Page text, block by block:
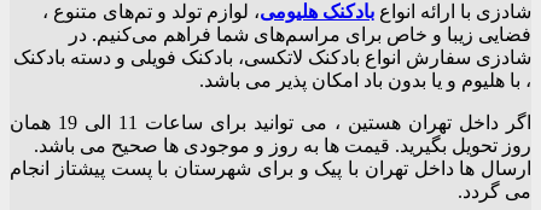
دارای
انواع
مختلفی
می
گزینه
ها
ممکن
است
شادزی با ارائه انواع بادکنک‌ هلیومی، لوازم تولد و تم‌های متنوع ،
فضایی زیبا و خاص برای مراسم‌های شما فراهم می‌کنیم. در
شادزی سفارش انواع بادکنک لاتکسی، بادکنک فویلی و دسته بادکنک
، با هلیوم و یا بدون باد امکان پذیر می باشد.
اگر داخل تهران هستین ، می توانید برای ساعات 11 الی 19 همان
روز تحویل بگیرید. قیمت ها به روز و موجودی ها صحیح می باشد.
ارسال ها داخل تهران با پیک و برای شهرستان با پست پیشتاز انجام
می گردد.